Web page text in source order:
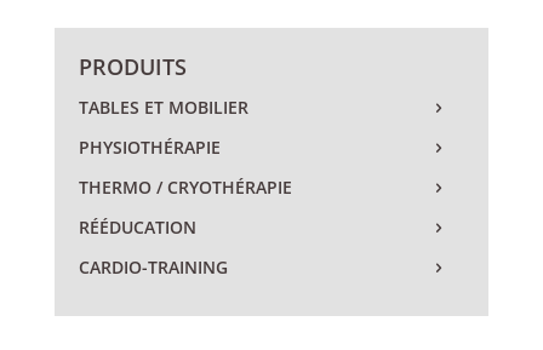
PRODUITS
TABLES ET MOBILIER
PHYSIOTHÉRAPIE
THERMO / CRYOTHÉRAPIE
RÉÉDUCATION
CARDIO-TRAINING